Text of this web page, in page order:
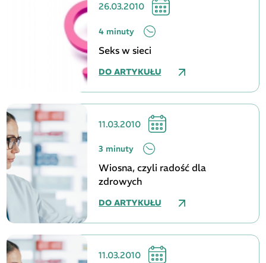
26.03.2010
4 minuty
Seks w sieci
DO ARTYKUŁU
11.03.2010
3 minuty
Wiosna, czyli radość dla
zdrowych
DO ARTYKUŁU
11.03.2010